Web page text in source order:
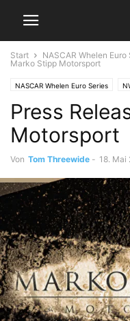
Start NASCAR Whelen Euro
Marko Stipp Motorsport
NASCAR Whelen Euro Series
Press
Motorsport
Von Tom Threewide - 18. Mai